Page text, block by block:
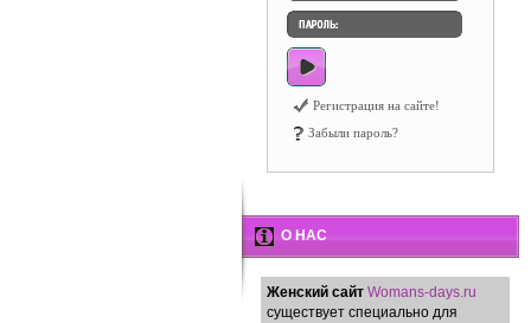
Регистрация на сайте!
Забыли пароль?
О НАС
Женский сайт Womans-days.ru
существует специально для